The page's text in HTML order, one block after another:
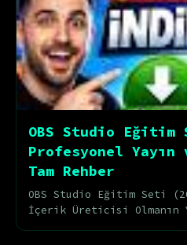
OBS Studio Eğitim
Profesyonel
Tam Rehber
OBS Studio Eğitim Seti
İçerik Üreticisi Olmanın